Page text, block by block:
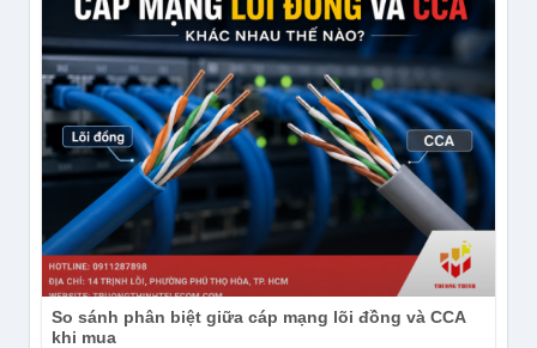
So sánh phân biệt giữa cáp mạng lõi đồng và CCA
khi mua